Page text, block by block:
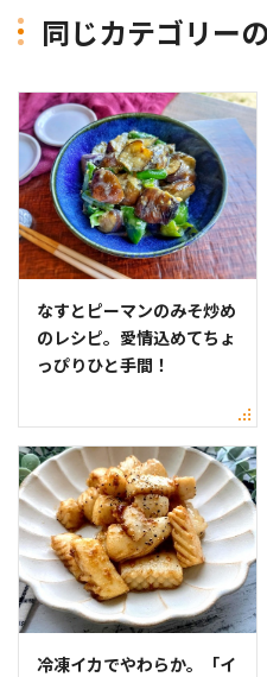
同じカテゴリー
なすとピーマンのみそ炒め
のレシピ。愛情込めてちょ
っぴりひと手間！
冷凍イカでやわらか。「イ